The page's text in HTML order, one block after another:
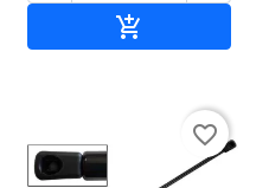

favorite_border